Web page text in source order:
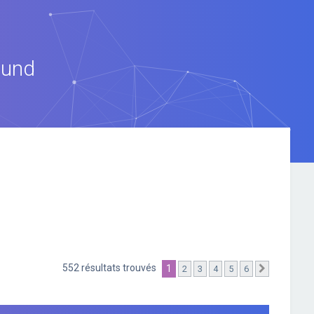
552 résultats trouvés 1 2 3 4 5 6